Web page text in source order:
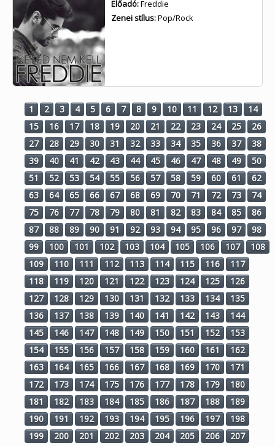
Előadó:Freddie
Zenei stílus:Pop/Rock
1 2 3 4 5 6 7 8 9 10 11 12 13
14
15
16 17 18 19 20 21 22 23 24 25
26
27
28 29 30 31 32 33 34 35 36 37
38
39
40 41 42 43 44 45 46 47 48 49
50
51
52 53 54 55 56 57 58 59 60 61
62
63
64 65 66 67 68 69 70 71 72 73
74
75
76 77 78 79 80 81 82 83 84 85
86
87
88 89 90 91 92 93 94 95 96 97
98
99
100 101 102 103 104 105 106 107
108
109
110 111 112 113 114 115 116
117
118
119 120 121 122 123 124 125
126
127
128 129 130 131 132 133 134
135
136
137 138 139 140 141 142 143
144
145
146 147 148 149 150 151 152
153
154
155 156 157 158 159 160 161
162
163
164 165 166 167 168 169 170
171
172
173 174 175 176 177 178 179
180
181
182 183 184 185 186 187 188
189
190
191 192 193 194 195 196 197
198
199
200 201 202 203 204 205 206
207